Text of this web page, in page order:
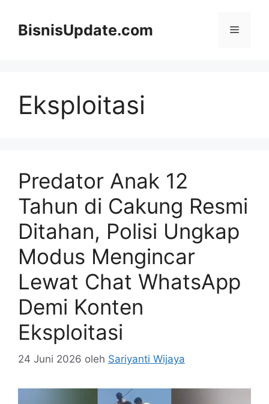
BisnisUpdate.com Menu
Eksploitasi
Predator Anak 12
Tahun di Cakung Resmi
Ditahan, Polisi Ungkap
Modus Mengincar
Lewat Chat WhatsApp
Demi Konten
Eksploitasi
24 Juni 2026 oleh Sariyanti Wijaya